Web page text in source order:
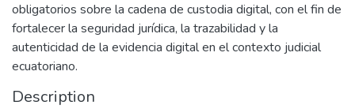
obligatorios sobre la cadena de custodia digital, con el fin de
fortalecer la seguridad jurídica, la trazabilidad y la
autenticidad de la evidencia digital en el contexto judicial
ecuatoriano.
Description